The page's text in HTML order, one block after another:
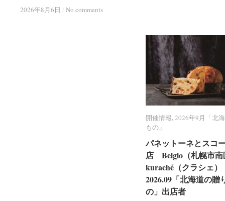
2026年8月6日 / No comments
2026年8月6日 / No comments
開催情報,2026年9月「北
もの」
パネットーネとスコ
店 Belgio（札幌市南
kuraché（クラシェ）
2026.09「北海道の贈
の」出店者
開催情報 2026年9月「北
もの」
パネットーネとスコ
店 Belgio（札幌市南
kuraché（クラシェ）
2026.09「北海道の贈
の」出店者